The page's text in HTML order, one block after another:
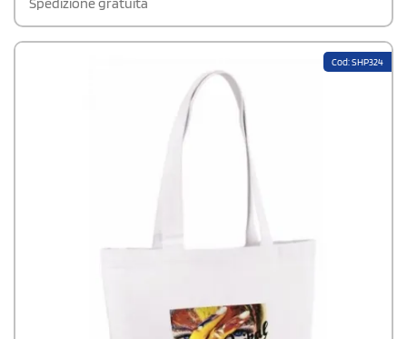
tuoi clienti.
Cod: SHP324